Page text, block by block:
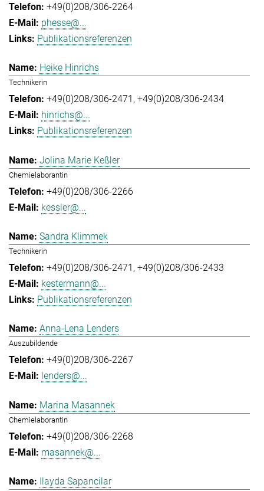
+49(0)208/306-2264
phesse@...
Publikationsreferenzen
Heike Hinrichs
Technikerin
+49(0)208/306-2471 +49(0)208/306-2434
hinrichs@...
Publikationsreferenzen
Jolina Marie Keßler
Chemielaborantin
+49(0)208/306-2266
kessler@...
Sandra Klimmek
Technikerin
+49(0)208/306-2471 +49(0)208/306-2433
kestermann@...
Publikationsreferenzen
Anna-Lena Lenders
Auszubildende
+49(0)208/306-2267
lenders@...
Marina Masannek
Chemielaborantin
+49(0)208/306-2268
masannek@...
Ilayda Sapancilar